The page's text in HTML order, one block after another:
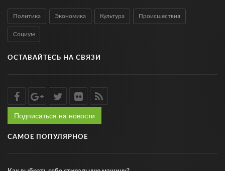
Политика Экономика Культура Происшествия
Социум
ОСТАВАЙТЕСЬ НА СВЯЗИ
Подписаться на новости
САМОЕ ПОПУЛЯРНОЕ